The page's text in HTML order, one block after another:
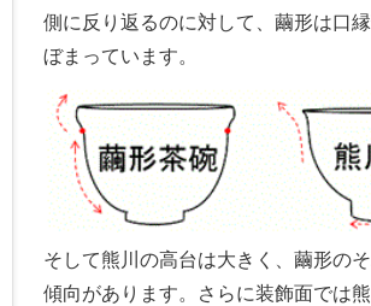
側に反り返るのに対して、繭形は口
ぼまっています。
そして熊川の高台は大きく、繭形の
傾向があります。さらに装飾面では